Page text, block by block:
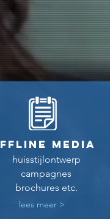
FFLINE MEDIA
huisstijlontwerp
campagnes
brochures etc.
lees meer >